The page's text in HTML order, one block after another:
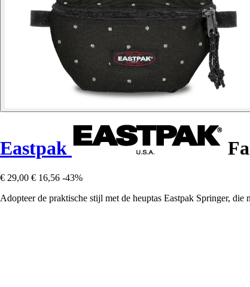
Eastpak
€ 29,00 € 16,56 -43%
Adopteer de praktische stijl met de heuptas Eastpak Springer,